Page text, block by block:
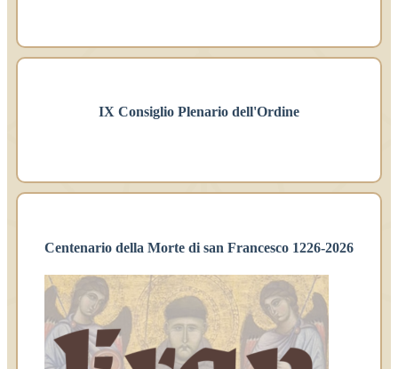
IX Consiglio Plenario dell'Ordine
Centenario della Morte di san Francesco 1226-2026